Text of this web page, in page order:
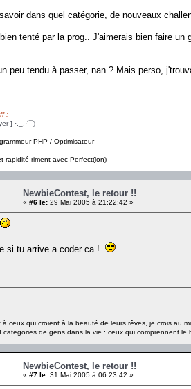
dans quel catégorie, de nouveaux
tenté par la prog.. J'aimerais bien faire
peu tendu à passer, nan ? Mais perso,
:
] ·._.·´¯)
PHP / Optimisateur
rapidité riment avec Perfect(ion)
NewbieContest, le retour !!
« #6 le: 29 Mai 2005 à 21:22:42 »
si tu arrive a coder ca !
ceux qui croient à la beauté de leurs rêves, je crois au
categories de gens dans la vie : ceux qui comprennent le
NewbieContest, le retour !!
« #7 le: 31 Mai 2005 à 06:23:42 »